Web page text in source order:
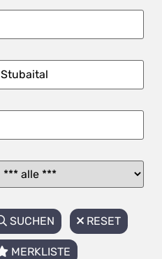
SUCHEN RESET
MERKLISTE